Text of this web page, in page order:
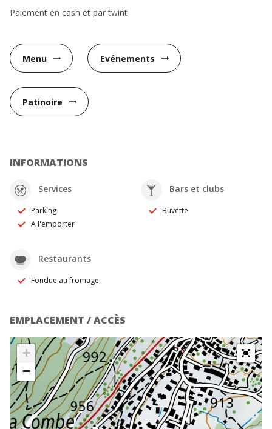
Paiement en cash et par twint
Menu arrow_right_alt Evénements arrow_right_alt
Patinoire arrow_right_alt
INFORMATIONS
Services
Parking
A l'emporter
Restaurants
Fondue au fromage
Bars et clubs
Buvette
EMPLACEMENT / ACCÈS
+
−